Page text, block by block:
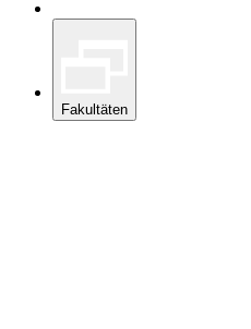
Fakultäten